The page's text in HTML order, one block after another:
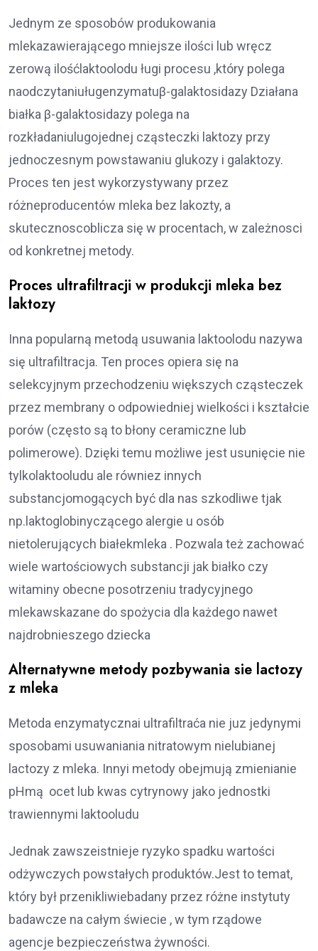
Jednym ze sposobów produkowania
mlekazawierającego mniejsze ilości lub wręcz
zerową ilośćlaktoolodu ługi procesu ,który polega
naodczytaniuługenzymatuβ-galaktosidazy Działana
białka β-galaktosidazy polega na
rozkładaniulugojednej cząsteczki laktozy przy
jednoczesnym powstawaniu glukozy i galaktozy.
Proces ten jest wykorzystywany przez
różneproducentów mleka bez lakozty, a
skutecznoscoblicza się w procentach, w zależnosci
od konkretnej metody.
Proces ultrafiltracji w produkcji mleka bez
laktozy
Inna popularną metodą usuwania laktoolodu nazywa
się ultrafiltracja. Ten proces opiera się na
selekcyjnym przechodzeniu większych cząsteczek
przez membrany o odpowiedniej wielkości i kształcie
porów (często są to błony ceramiczne lub
polimerowe). Dzięki temu możliwe jest usunięcie nie
tylkolaktooludu ale równiez innych
substancjomogących być dla nas szkodliwe tjak
np.laktoglobinyczącego alergie u osób
nietolerujących białekmleka . Pozwala też zachować
wiele wartościowych substancji jak białko czy
witaminy obecne posotrzeniu tradycyjnego
mlekawskazane do spożycia dla każdego nawet
najdrobnieszego dziecka
Alternatywne metody pozbywania sie lactozy
z mleka
Metoda enzymatycznai ultrafiltraća nie juz jedynymi
sposobami usuwaniania nitratowym nielubianej
lactozy z mleka. Innyi metody obejmują zmienianie
pHmą ​​ ocet lub kwas cytrynowy jako jednostki
trawiennymi laktooludu
Jednak zawszeistnieje ryzyko spadku wartości
odżywczych powstałych produktów.Jest to temat,
który był przenikliwiebadany przez różne instytuty
badawcze na całym świecie , w tym rządowe
agencje bezpieczeństwa żywności.